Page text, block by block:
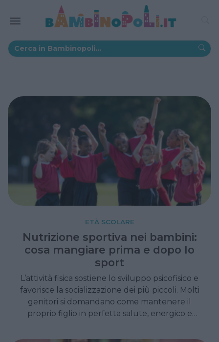
ETÀ SCOLARE
Nutrizione sportiva nei bambini:
cosa mangiare prima e dopo lo
sport
L’attività fisica sostiene lo sviluppo psicofisico e
favorisce la socializzazione dei più piccoli. Molti
genitori si domandano come mantenere il
proprio figlio in perfetta salute, energico e
preparazione di pasti complicati.